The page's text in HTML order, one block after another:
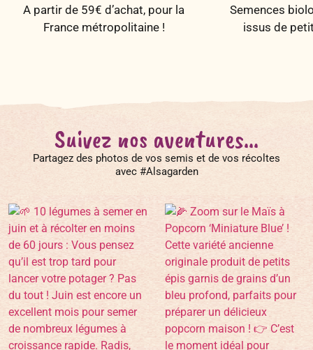
A partir de 59€ d’achat, pour la
France métropolitaine !
Semences
issus de
Suivez nos aventures...
Partagez des photos de vos semis et de vos récoltes
avec #Alsagarden